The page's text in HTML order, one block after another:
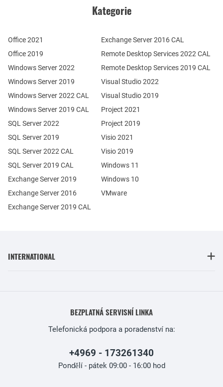
Kategorie
Office 2021
Office 2019
Windows Server 2022
Windows Server 2019
Exchange Server 2019
Exchange Server 2016
SQL Server 2022
SQL Server 2019
Windows Server 2022 CAL
Windows Server 2019 CAL
SQL Server 2022 CAL
SQL Server 2019 CAL
Remote Desktop Services 2022 CAL
Remote Desktop Services 2019 CAL
Exchange Server 2019 CAL
Exchange Server 2016 CAL
Visual Studio 2022
Visual Studio 2019
Project 2021
Project 2019
Visio 2021
Visio 2019
Windows 11
Windows 10
VMware
INTERNATIONAL
BEZPLATNÁ SERVISNÍ LINKA
Telefonická podpora a poradenství na:
+4969 - 173261340
Pondělí - pátek 09:00 - 16:00 hod